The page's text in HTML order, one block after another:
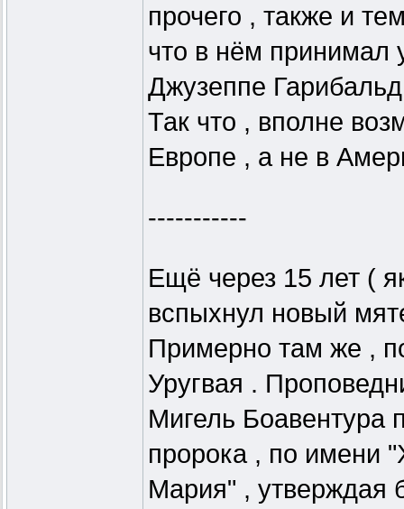
прочего , также и
что в нём принимал
Джузеппе
Так что , вполне
Европе , а не в
-----------
Ещё через 15 лет (
вспыхнул новый
Примерно там же ,
Уругвая .
Мигель Боавентура
пророка , по имени
Мария" , утверждая